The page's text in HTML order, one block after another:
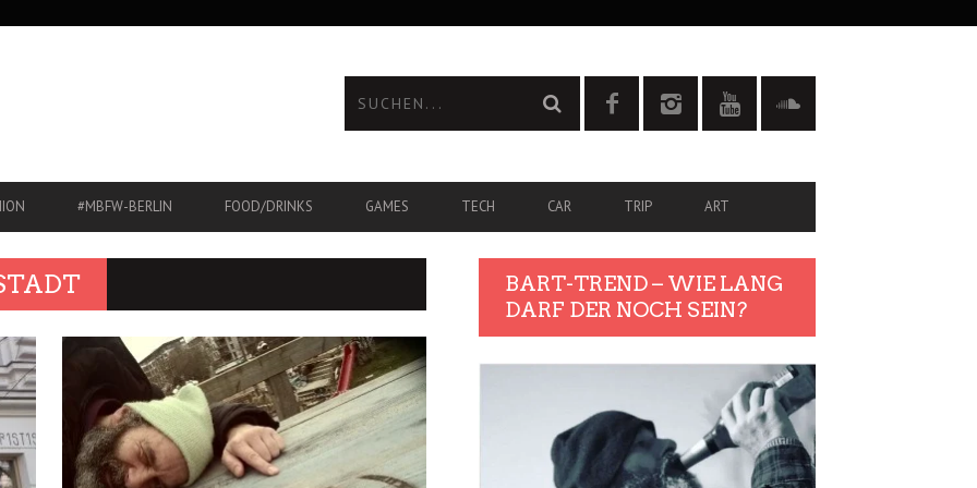
#MBFW-BERLIN FOOD/DRINKS GAMES TECH CAR TRIP ART
BART-TREND – WIE LANG
DARF DER NOCH SEIN?